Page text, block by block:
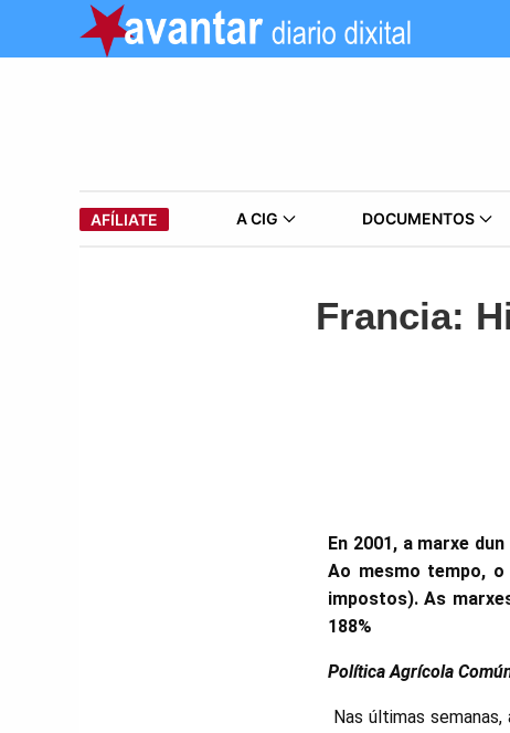
AFÍLIATE A CIG DOCUMENTOS
Francia:
En 2001, a marxe
Ao mesmo tempo,
impostos). As
188%
Política Agrícola
Nas últimas